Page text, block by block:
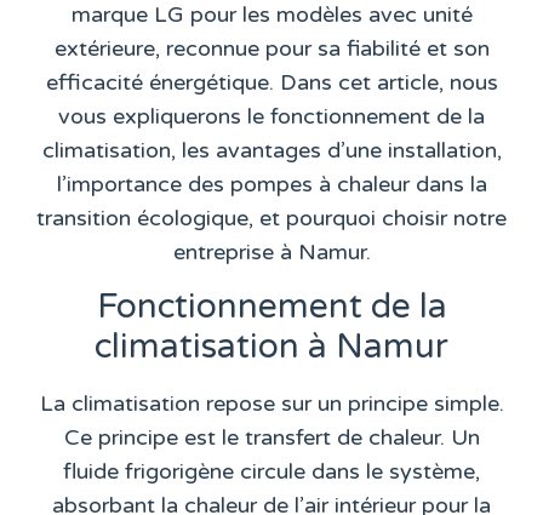
marque LG pour les modèles avec unité
extérieure, reconnue pour sa fiabilité et son
efficacité énergétique. Dans cet article, nous
vous expliquerons le fonctionnement de la
climatisation, les avantages d’une installation,
l’importance des pompes à chaleur dans la
transition écologique, et pourquoi choisir notre
entreprise à Namur.
Fonctionnement de la
climatisation à Namur
La climatisation repose sur un principe simple.
Ce principe est le transfert de chaleur. Un
fluide frigorigène circule dans le système,
absorbant la chaleur de l’air intérieur pour la